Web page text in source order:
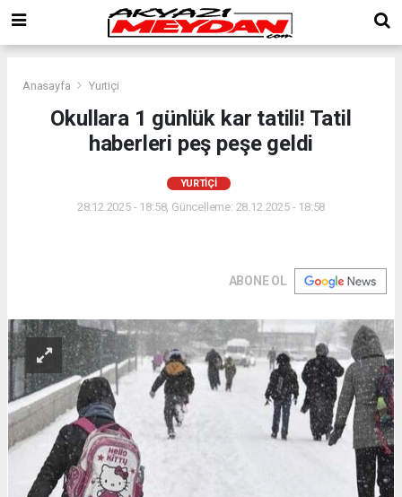
Anasayfa Yurtiçi
Okullara 1 günlük kar tatili! Tatil
haberleri peş peşe geldi
YURTIÇI
28.12.2025 - 18:58, Güncelleme: 28.12.2025 - 18:58
ABONE OL